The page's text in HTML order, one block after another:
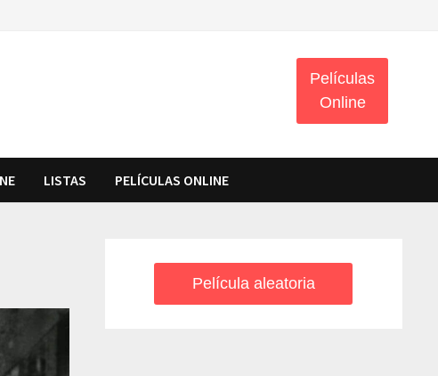
Películas
Online
LISTAS PELÍCULAS ONLINE
Película aleatoria